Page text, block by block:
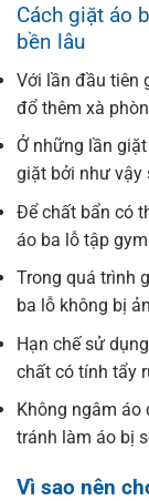
Cách giặt áo
bền lâu
Với lần đầu tiên
đổ thêm xà
Ở những lần
giặt bởi như vậy
Để chất bẩn có
áo ba lỗ tập
Trong quá trình
ba lỗ không bị
Hạn chế sử
chất có tính tẩy
Không ngâm áo
tránh làm áo bị
Vì sao nên